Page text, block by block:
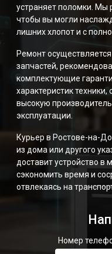
устраняет поломки. Мы
чтобы вы могли
лишних хлопот и с
Ремонт
запчастей,
комплектующие
характеристик
высокую
эксплуатации.
Курьер в Ростове-на-
из дома или другого
доставит устройство в
сэкономить время и
отвлекаясь на
Номер